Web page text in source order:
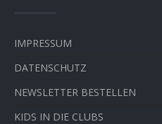
IMPRESSUM
DATENSCHUTZ
NEWSLETTER BESTELLEN
KIDS IN DIE CLUBS